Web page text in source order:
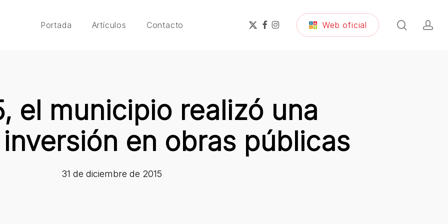
Portada Artículos Contacto
x-
twitter
facebook
instagram Web oficial search
el municipio realizó una
en obras públicas
31 de diciembre de 2015